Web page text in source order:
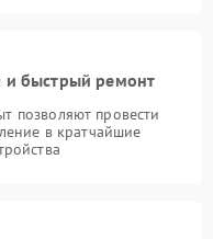
и быстрый ремонт
позволяют провести
в кратчайшие